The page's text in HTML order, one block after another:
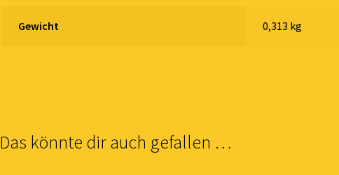
Gewicht 0,313 kg
Das könnte dir auch gefallen …